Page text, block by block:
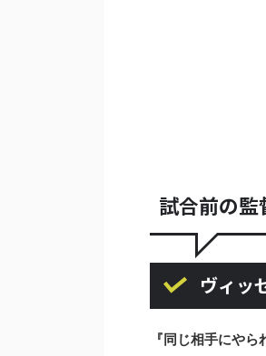
試合前の監
ヴィッ
『同じ相手にやら